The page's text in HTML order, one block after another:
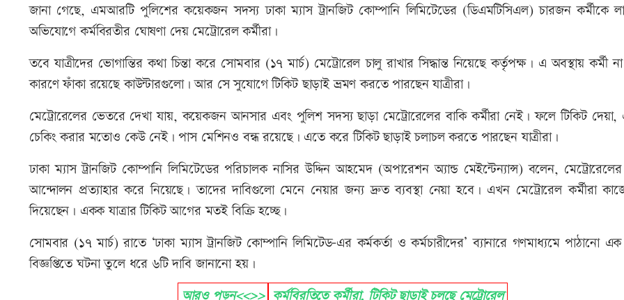
জানা গেছে, এমআরটি পুলিশের কয়েকজন সদস্য ঢাকা ম্যাস ট্রানজিট কোম্পানি লিমিটেডের (ডিএমটিসিএল) চারজন কর্মীকে
অভিযোগে কর্মবিরতীর ঘোষণা দেয় মেট্রোরেল কর্মীরা।
তবে যাত্রীদের ভোগান্তির কথা চিন্তা করে সোমবার (১৭ মার্চ) মেট্রোরেল চালু রাখার সিদ্ধান্ত নিয়েছে কর্তৃপক্ষ। এ অবস্থায় কর্মী
কারণে ফাঁকা রয়েছে কাউন্টারগুলো। আর সে সুযোগে টিকিট ছাড়াই ভ্রমণ করতে পারছেন যাত্রীরা।
মেট্রোরেলের ভেতরে দেখা যায়, কয়েকজন আনসার এবং পুলিশ সদস্য ছাড়া মেট্রোরেলের বাকি কর্মীরা নেই। ফলে টিকিট
চেকিং করার মতোও কেউ নেই। পাস মেশিনও বন্ধ রয়েছে। এতে করে টিকিট ছাড়াই চলাচল করতে পারছেন যাত্রীরা।
ঢাকা ম্যাস ট্রানজিট কোম্পানি লিমিটেডের পরিচালক নাসির উদ্দিন আহমেদ (অপারেশন অ্যান্ড মেইন্টেন্যান্স) বলেন, মেট্রোরেলের
আন্দোলন প্রত্যাহার করে নিয়েছে। তাদের দাবিগুলো মেনে নেয়ার জন্য দ্রুত ব্যবস্থা নেয়া হবে। এখন মেট্রোরেল কর্মীরা
দিয়েছেন। একক যাত্রার টিকিট আগের মতই বিক্রি হচ্ছে।
সোমবার (১৭ মার্চ) রাতে ‘ঢাকা ম্যাস ট্রানজিট কোম্পানি লিমিটেড-এর কর্মকর্তা ও কর্মচারীদের’ ব্যানারে গণমাধ্যমে পাঠানো
বিজ্ঞপ্তিতে ঘটনা তুলে ধরে ৬টি দাবি জানানো হয়।
আরও পড়ুন<<>> কর্মবিরতিতে কর্মীরা, টিকিট ছাড়াই চলছে মেট্রোরেল